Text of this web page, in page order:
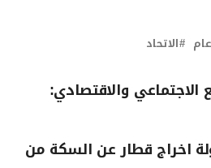
الاتحاد
والاقتصادي:
اخراج قطار عن السكة من